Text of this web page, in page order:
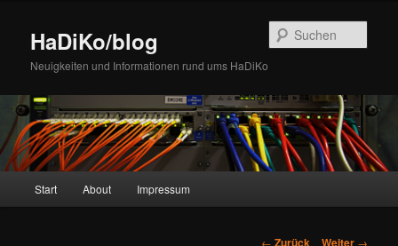
wechselnHaDiKo/blog
Neuigkeiten und Informationen rund ums HaDiKo
Start About Impressum
Beitrags-
← Zurück Weiter →